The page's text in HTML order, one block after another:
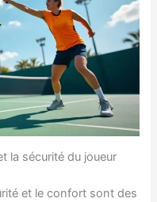
la sécurité du joueur
et le confort sont des